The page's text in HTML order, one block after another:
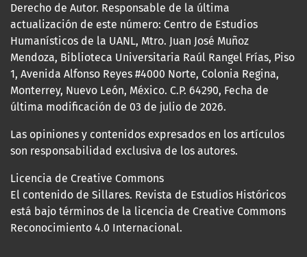
Derecho de Autor. Responsable de la última
actualización de este número: Centro de Estudios
Humanísticos de la UANL, Mtro. Juan José Muñoz
Mendoza, Biblioteca Universitaria Raúl Rangel Frías, Piso
1, Avenida Alfonso Reyes #4000 Norte, Colonia Regina,
Monterrey, Nuevo León, México. C.P. 64290, Fecha de
última modificación de 03 de julio de 2026.
Las opiniones y contenidos expresados en los artículos
son responsabilidad exclusiva de los autores.
Licencia de Creative Commons
El contenido de Sillares. Revista de Estudios Históricos
está bajo términos de la licencia de Creative Commons
Reconocimiento 4.0 Internacional.